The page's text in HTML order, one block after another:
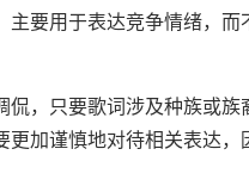
要用于表达竞争情绪，而
，只要歌词涉及种族或
加谨慎地对待相关表达，